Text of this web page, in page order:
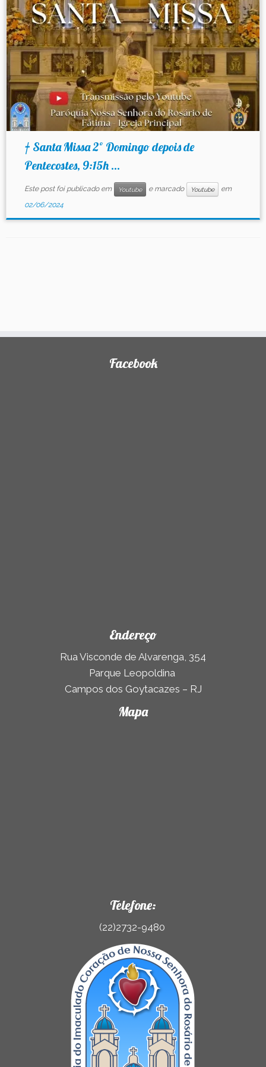
Contato
† Santa Missa 2º Domingo depois de
Pentecostes, 9:15h ...
Este post foi publicado em Youtube e marcado Youtube
em
02/06/2024
Facebook
Endereço
Rua Visconde de Alvarenga, 354
Parque Leopoldina
Campos dos Goytacazes – RJ
Mapa
Telefone:
(22)2732-9480